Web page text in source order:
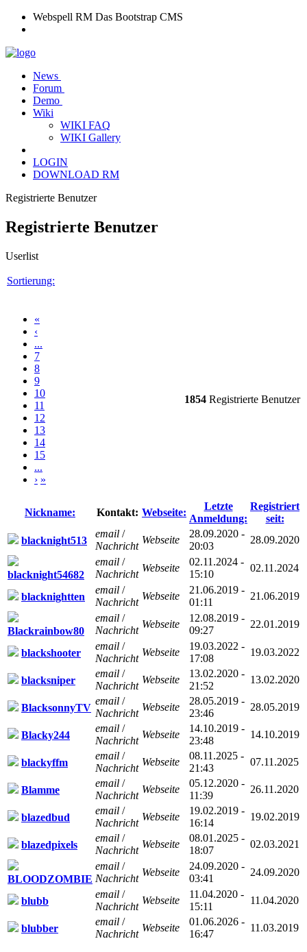
Webspell RM Das Bootstrap CMS
News
Forum
Demo
Wiki
WIKI FAQ
WIKI Gallery
LOGIN
DOWNLOAD RM
Registrierte Benutzer
Registrierte Benutzer
Userlist
Sortierung:
«
‹
...
7
8
9
10
11
12
13
14
15
...
› »
1854 Registrierte Benutzer
Nickname: Kontakt: Webseite:
Letzte
Anmeldung:
Registriert
seit:
blacknight513
email /
Nachricht
Webseite
28.09.2020 -
20:03
28.09.2020
blacknight54682
email /
Nachricht
Webseite
02.11.2024 -
15:10
02.11.2024
blacknightten
email /
Nachricht
Webseite
21.06.2019 -
01:11
21.06.2019
Blackrainbow80
email /
Nachricht
Webseite
12.08.2019 -
09:27
22.01.2019
blackshooter
email /
Nachricht
Webseite
19.03.2022 -
17:08
19.03.2022
blacksniper
email /
Nachricht
Webseite
13.02.2020 -
21:52
13.02.2020
BlacksonnyTV
email /
Nachricht
Webseite
28.05.2019 -
23:46
28.05.2019
Blacky244
email /
Nachricht
Webseite
14.10.2019 -
23:48
14.10.2019
blackyffm
email /
Nachricht
Webseite
08.11.2025 -
21:43
07.11.2025
Blamme
email /
Nachricht
Webseite
05.12.2020 -
11:39
26.11.2020
blazedbud
email /
Nachricht
Webseite
19.02.2019 -
16:14
19.02.2019
blazedpixels
email /
Nachricht
Webseite
08.01.2025 -
18:07
02.03.2021
BLOODZOMBIE
email /
Nachricht
Webseite
24.09.2020 -
03:41
24.09.2020
blubb
email /
Nachricht
Webseite
11.04.2020 -
15:11
11.04.2020
blubber
email /
Nachricht
Webseite
01.06.2026 -
16:47
11.03.2019